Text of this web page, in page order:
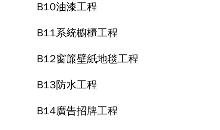
B10油漆工程
B11系統櫥櫃工程
B12窗簾壁紙地毯工程
B13防水工程
B14廣告招牌工程